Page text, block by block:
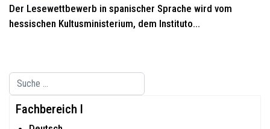
Der Lesewettbewerb in spanischer Sprache wird vom
hessischen Kultusministerium, dem Instituto...
Suchen
Type 2 or more characters for results.
Fachbereich I